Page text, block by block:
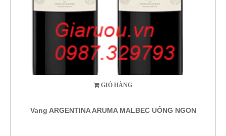
GIỎ HÀNG
Vang ARGENTINA ARUMA MALBEC UỐNG NGON